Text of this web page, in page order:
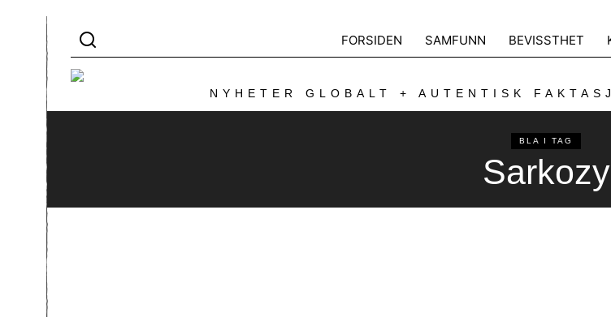
FORSIDEN SAMFUNN BEVISSTHET
NYHETER GLOBALT + AUTENTISK
BLA I TAG
Sarkozy